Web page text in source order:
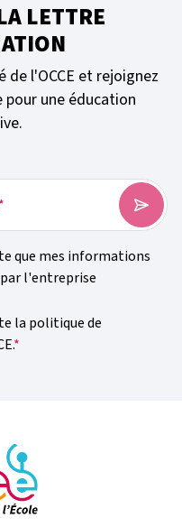
LETTRE
de l'OCCE et rejoignez
pour une éducation
que mes informations
l'entreprise
la politique de